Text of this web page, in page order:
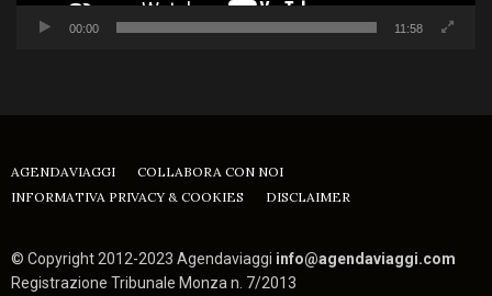
00:00 11:58
AGENDAVIAGGI
COLLABORA CON NOI
INFORMATIVA PRIVACY & COOKIES
DISCLAIMER
© Copyright 2012-2023 Agendaviaggi info@agendaviaggi.com
Registrazione Tribunale Monza n. 7/2013